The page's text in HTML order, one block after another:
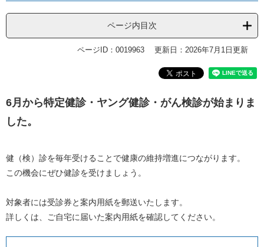
ページ内目次
ページID：0019963 更新日：2026年7月1日更新
文
6月から特定健診・ヤング健診・がん検診が始まりま
した。
健（検）診を毎年受けることで健康の維持増進につながります。
この機会にぜひ健診を受けましょう。
対象者には受診券と案内用紙を郵送いたします。
詳しくは、ご自宅に届いた案内用紙を確認してください。